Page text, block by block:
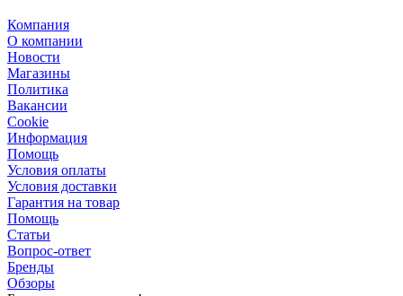
Компания
О компании
Новости
Магазины
Политика
Вакансии
Сookie
Информация
Помощь
Условия оплаты
Условия доставки
Гарантия на товар
Помощь
Статьи
Вопрос-ответ
Бренды
Обзоры